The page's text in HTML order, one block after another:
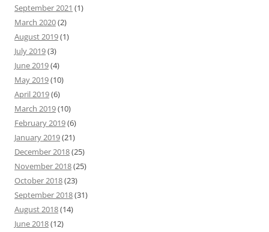
September 2021 (1)
March 2020(2)
August 2019(1)
July 2019(3)
June 2019(4)
May 2019(10)
April 2019(6)
March 2019(10)
February 2019(6)
January 2019(21)
December 2018(25)
November 2018(25)
October 2018(23)
September 2018(31)
August 2018(14)
June 2018(12)